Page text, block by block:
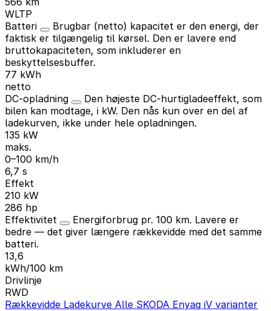
WLTP
Batteri
Brugbar (netto) kapacitet er den energi, der
faktisk er tilgængelig til kørsel. Den er lavere end
bruttokapaciteten, som inkluderer en
beskyttelsesbuffer.
77 kWh
netto
DC-opladning
Den højeste DC-hurtigladeeffekt, som
bilen kan modtage, i kW. Den nås kun over en del af
ladekurven, ikke under hele opladningen.
135 kW
maks.
0–100 km/h
6,7 s
Effekt
210 kW
286 hp
Effektivitet
Energiforbrug pr. 100 km. Lavere er
bedre — det giver længere rækkevidde med det samme
batteri.
13,6
kWh/100 km
Drivlinje
RWD
Rækkevidde Ladekurve Alle SKODA Enyaq iV varianter